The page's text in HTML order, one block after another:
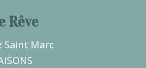
Rêve
Saint Marc